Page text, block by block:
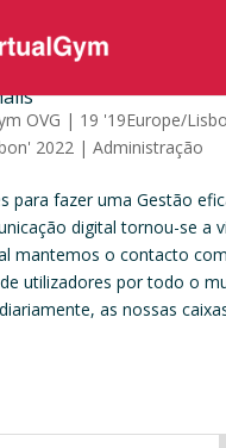
OVG | 19 '19Europe/
2022| Administração
para fazer uma Gestão
digital tornou-se a
mantemos o contacto
utilizadores por todo o
as nossas